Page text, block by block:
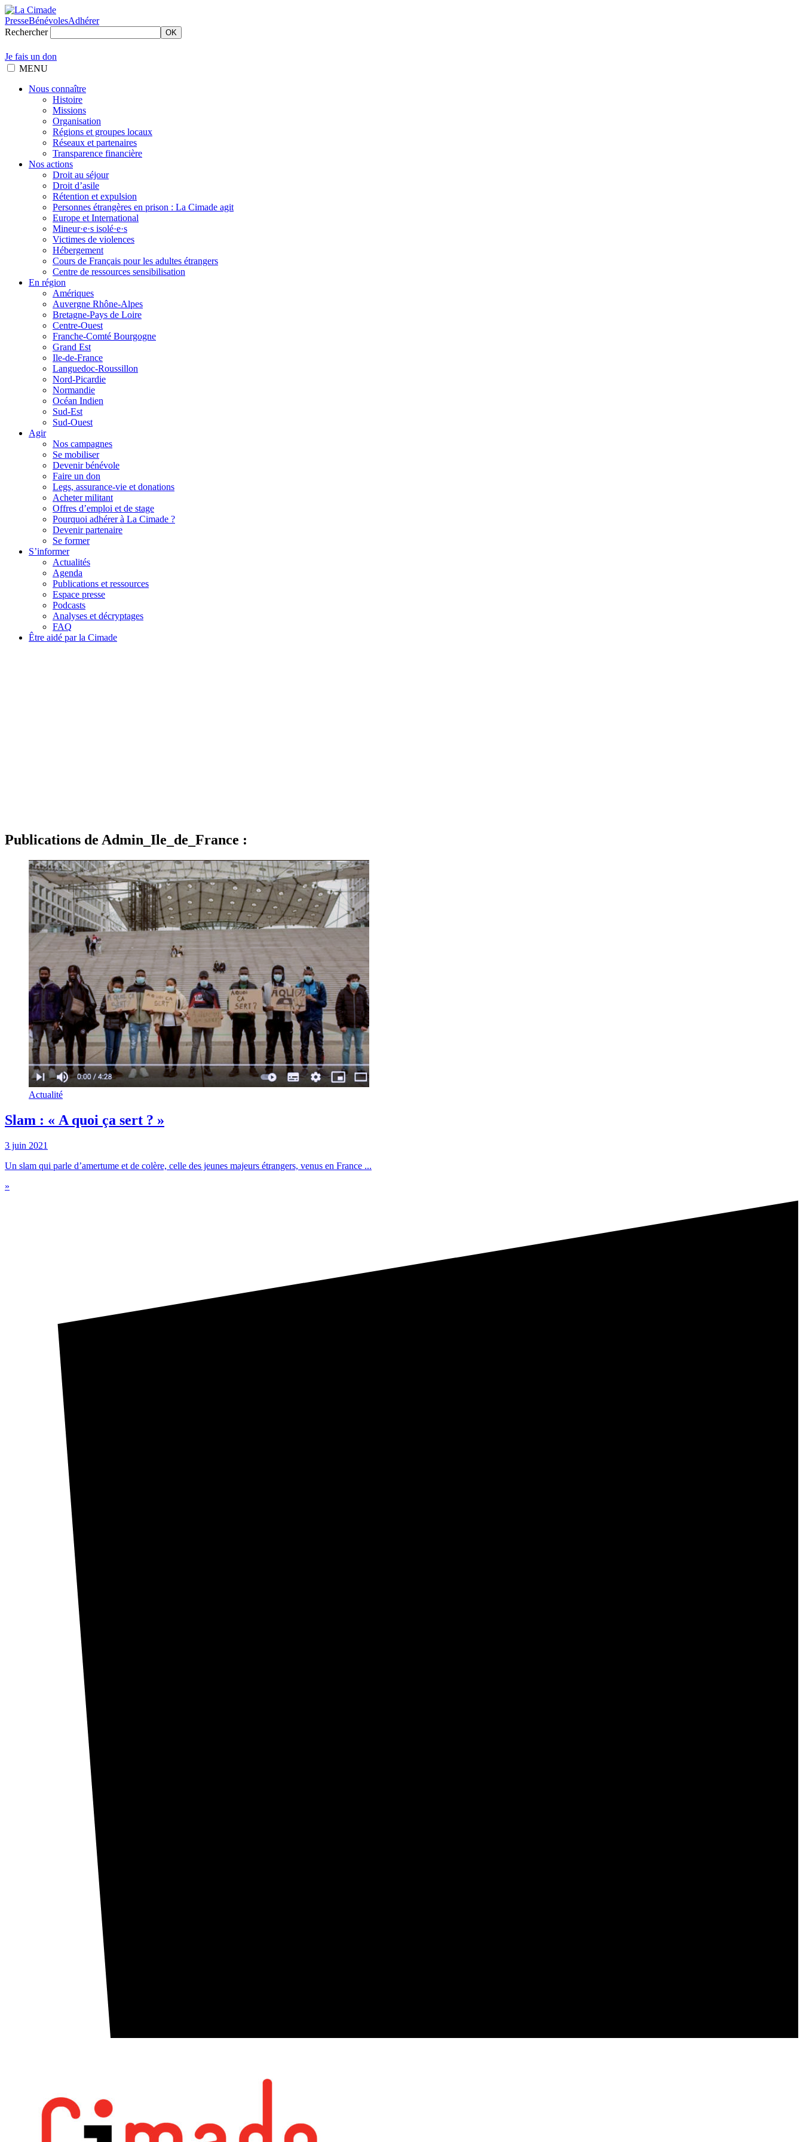
PresseBénévolesAdhérer
Rechercher
OK
Je fais un don
MENU
Nous connaître
Histoire
Missions
Organisation
Régions et groupes locaux
Réseaux et partenaires
Transparence financière
Nos actions
Droit au séjour
Droit d’asile
Rétention et expulsion
Personnes étrangères en prison : La Cimade agit
Europe et International
Mineur·e·s isolé·e·s
Victimes de violences
Hébergement
Cours de Français pour les adultes étrangers
Centre de ressources sensibilisation
En région
Amériques
Auvergne Rhône-Alpes
Bretagne-Pays de Loire
Centre-Ouest
Franche-Comté Bourgogne
Grand Est
Ile-de-France
Languedoc-Roussillon
Nord-Picardie
Normandie
Océan Indien
Sud-Est
Sud-Ouest
Agir
Nos campagnes
Se mobiliser
Devenir bénévole
Faire un don
Legs, assurance-vie et donations
Acheter militant
Offres d’emploi et de stage
Pourquoi adhérer à La Cimade ?
Devenir partenaire
Se former
S’informer
Actualités
Agenda
Publications et ressources
Espace presse
Podcasts
Analyses et décryptages
FAQ
Être aidé par la Cimade
Publications de Admin_Ile_de_France :
Actualité
Slam : « A quoi ça sert ? »
3 juin 2021
Un slam qui parle d’amertume et de colère, celle des jeunes majeurs étrangers, venus en France ...
»